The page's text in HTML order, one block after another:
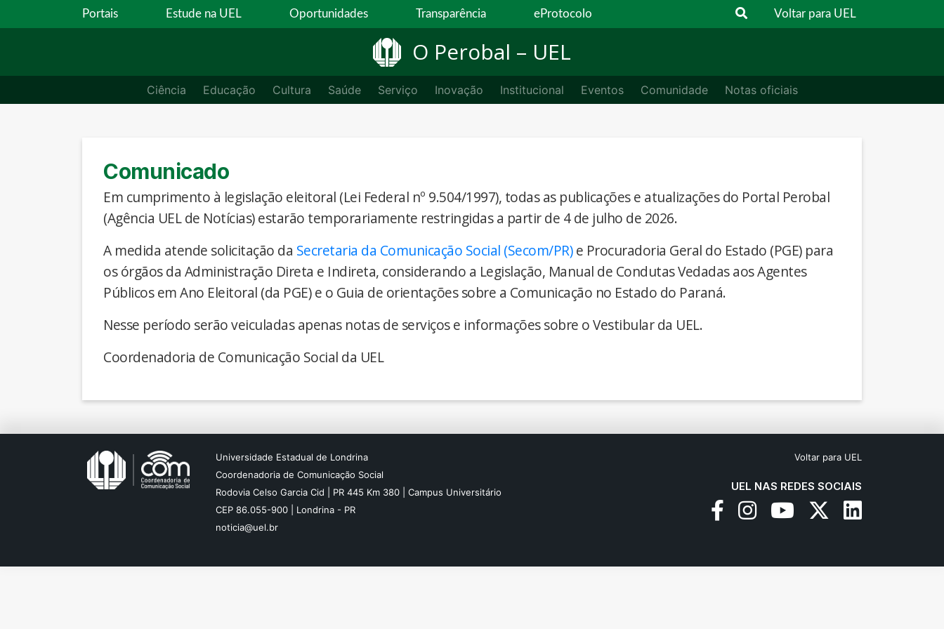
Portais Estude na UEL Oportunidades Transparência eProtocolo Voltar para UEL
O Perobal – UEL
Ciência Educação Cultura Saúde Serviço Inovação Institucional Eventos Comunidade Notas oficiais
Comunicado
Em cumprimento à legislação eleitoral (Lei Federal nº 9.504/1997), todas as publicações e atualizações do Portal Perobal
(Agência UEL de Notícias) estarão temporariamente restringidas a partir de 4 de julho de 2026.
A medida atende solicitação da Secretaria da Comunicação Social (Secom/PR)e Procuradoria Geral do Estado (PGE) para
os órgãos da Administração Direta e Indireta, considerando a Legislação, Manual de Condutas Vedadas aos Agentes
Públicos em Ano Eleitoral (da PGE) e o Guia de orientações sobre a Comunicação no Estado do Paraná.
Nesse período serão veiculadas apenas notas de serviços e informações sobre o Vestibular da UEL.
Coordenadoria de Comunicação Social da UEL
Universidade Estadual de Londrina
Coordenadoria de Comunicação Social
Rodovia Celso Garcia Cid | PR 445 Km 380 | Campus Universitário
CEP 86.055-900 | Londrina - PR
noticia@uel.br
Voltar para UEL
UEL NAS REDES SOCIAIS